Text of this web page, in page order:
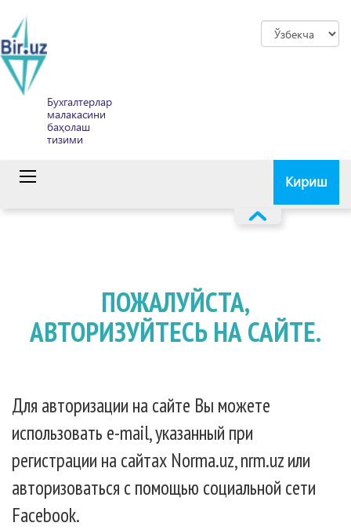
Бухгалтерлар
малакасини
баҳолаш
тизими
Кириш
ПОЖАЛУЙСТА,
АВТОРИЗУЙТЕСЬ НА САЙТЕ.
Для авторизации на сайте Вы можете
использовать e-mail, указанный при
регистрации на сайтах Norma.uz, nrm.uz или
авторизоваться с помощью социальной сети
Facebook.